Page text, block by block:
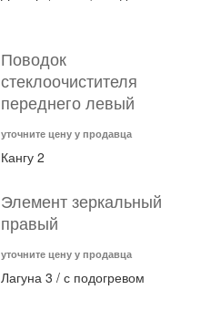
Поводок
стеклоочистителя
переднего левый
уточните цену у продавца
Кангу 2
Элемент зеркальный
правый
уточните цену у продавца
Лагуна 3 / с подогревом